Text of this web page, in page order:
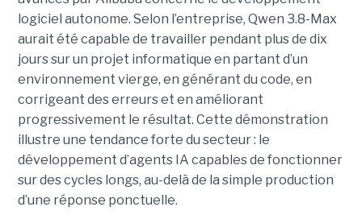
logiciel autonome. Selon l’entreprise, Qwen 3.8-Max
aurait été capable de travailler pendant plus de dix
jours sur un projet informatique en partant d’un
environnement vierge, en générant du code, en
corrigeant des erreurs et en améliorant
progressivement le résultat. Cette démonstration
illustre une tendance forte du secteur : le
développement d’agents IA capables de fonctionner
sur des cycles longs, au-delà de la simple production
d’une réponse ponctuelle.